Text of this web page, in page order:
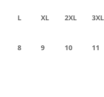
L XL 2XL 3XL
8 9 10 11